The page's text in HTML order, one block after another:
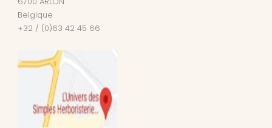
Belgique
+32 / (0)63 42 45 66